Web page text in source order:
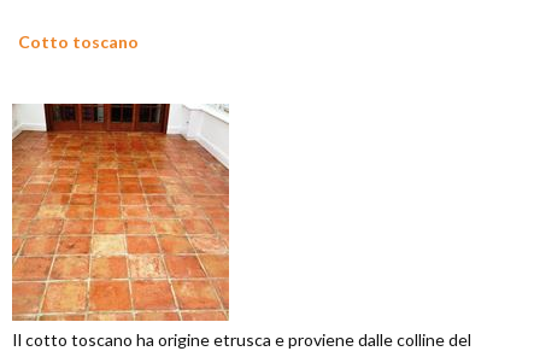
Cotto toscano
Il cotto toscano ha origine etrusca e proviene dalle colline del